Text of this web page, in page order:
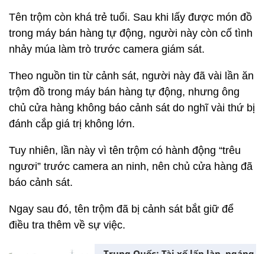
Tên trộm còn khá trẻ tuổi. Sau khi lấy được món đồ
trong máy bán hàng tự động, người này còn cố tình
nhảy múa làm trò trước camera giám sát.
Theo nguồn tin từ cảnh sát, người này đã vài lần ăn
trộm đồ trong máy bán hàng tự động, nhưng ông
chủ cửa hàng không báo cảnh sát do nghĩ vài thứ bị
đánh cắp giá trị không lớn.
Tuy nhiên, lần này vì tên trộm có hành động “trêu
ngươi” trước camera an ninh, nên chủ cửa hàng đã
báo cảnh sát.
Ngay sau đó, tên trộm đã bị cảnh sát bắt giữ để
điều tra thêm về sự việc.